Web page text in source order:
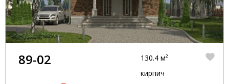
89-02
130.4 м²
кирпич